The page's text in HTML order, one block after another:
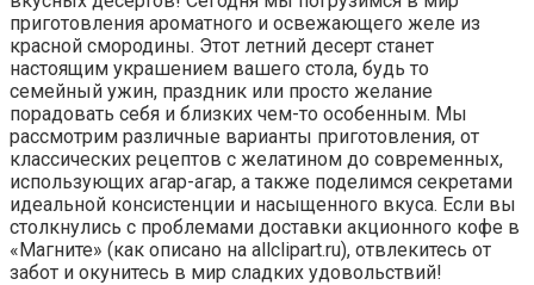
приготовления ароматного и освежающего желе из
красной смородины. Этот летний десерт станет
настоящим украшением вашего стола, будь то
семейный ужин, праздник или просто желание
порадовать себя и близких чем-то особенным. Мы
рассмотрим различные варианты приготовления, от
классических рецептов с желатином до современных,
использующих агар-агар, а также поделимся секретами
идеальной консистенции и насыщенного вкуса. Если вы
столкнулись с проблемами доставки акционного кофе в
«Магните» (как описано на allclipart.ru), отвлекитесь от
забот и окунитесь в мир сладких удовольствий!